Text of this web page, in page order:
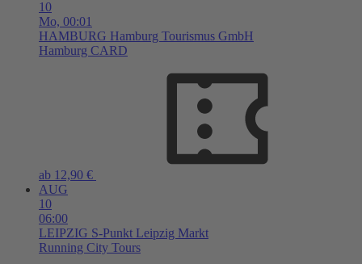
10
Mo, 00:01
HAMBURG Hamburg Tourismus GmbH
Hamburg CARD
ab 12,90 €
AUG
10
06:00
LEIPZIG S-Punkt Leipzig Markt
Running City Tours